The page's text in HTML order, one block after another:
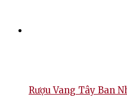
Rượu Vang Tây Ban